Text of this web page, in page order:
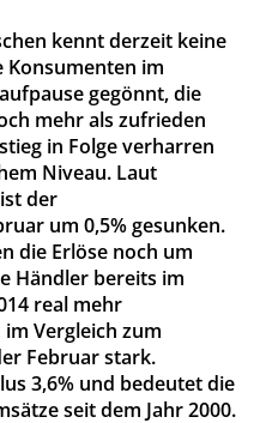
kennt derzeit keine
Konsumenten im
gegönnt, die
mehr als zufrieden
in Folge verharren
Niveau. Laut
ist der
um 0,5% gesunken.
die Erlöse noch um
Händler bereits im
real mehr
Vergleich zum
Februar stark.
3,6% und bedeutet die
seit dem Jahr 2000.